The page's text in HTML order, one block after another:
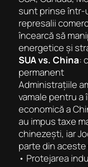
sunt prinse într-
represalii
încearcă să
energetice și
SUA vs. China:
permanent
Administrațiile
vamale pentru
economică a
au impus taxe
chinezești, iar
parte din aceste
• Protejarea